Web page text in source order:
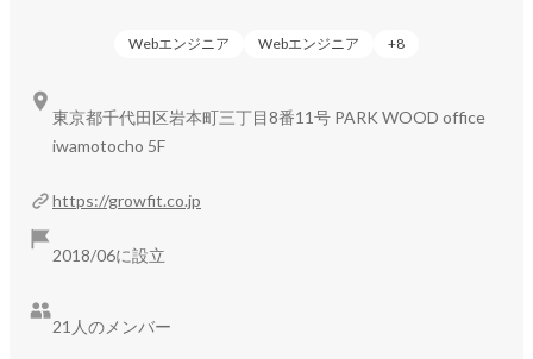
Webエンジニア Webエンジニア +8
https://growfit.co.jp
2018/06に設立
21人のメンバー
東京都千代田区岩本町三丁目8番11号 PARK WOOD office
iwamotocho 5F